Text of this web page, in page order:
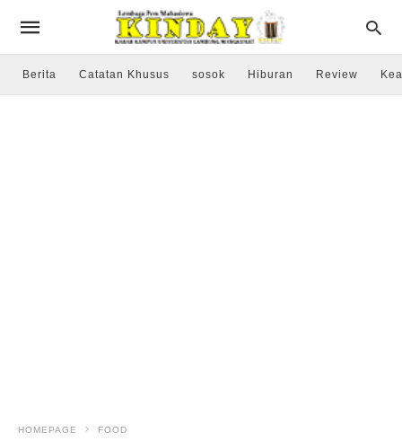
Berita Catatan Khusus sosok Hiburan Review
HOMEPAGE FOOD